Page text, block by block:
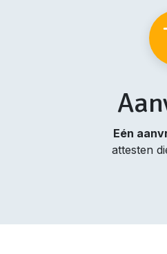
Eén
attesten